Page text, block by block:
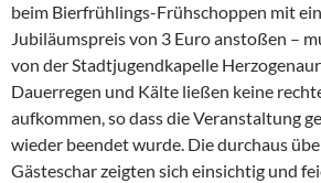
beim Bierfrühlings-Frühschoppen mit
Jubiläumspreis von 3 Euro anstoßen –
von der Stadtjugendkapelle
Dauerregen und Kälte ließen keine
aufkommen, so dass die Veranstaltung
wieder beendet wurde. Die durchaus
Gästeschar zeigten sich einsichtig und